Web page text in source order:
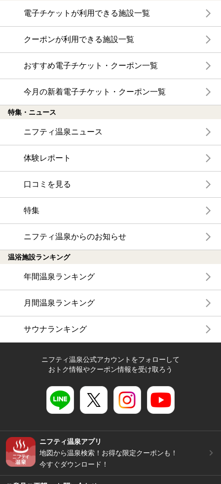
電子チケットが利用できる施設一覧
クーポンが利用できる施設一覧
おすすめ電子チケット・クーポン一覧
今月の新着電子チケット・クーポン一覧
特集・ニュース
ニフティ温泉ニュース
体験レポート
口コミを見る
特集
ニフティ温泉からのお知らせ
温浴施設ランキング
年間温泉ランキング
月間温泉ランキング
サウナランキング
ニフティ温泉公式アカウントをフォローして
おトク情報やクーポン情報を受け取ろう
ニフティ温泉アプリ
地図から温泉検索！お得な限定クーポンも！
今すぐダウンロード！